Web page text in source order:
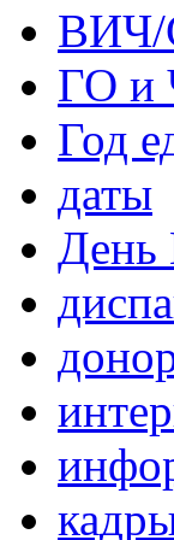
ГО и
Год
даты
День